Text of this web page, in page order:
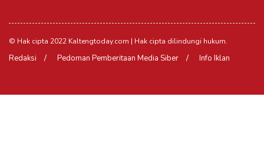
© Hak cipta 2022 Kaltengtoday.com | Hak cipta dilindungi hukum.
Redaksi Pedoman Pemberitaan Media Siber Info Iklan